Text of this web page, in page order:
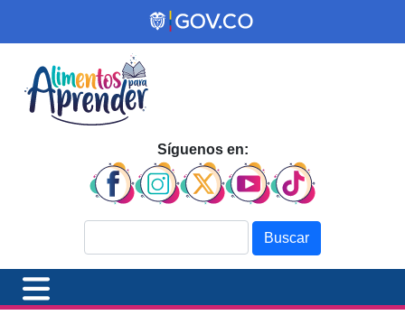
Pasar al contenido principal
Síguenos en: